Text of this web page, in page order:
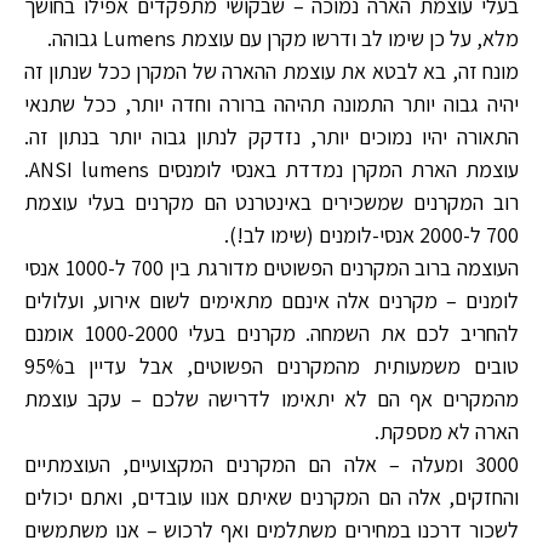
מלא, על כן שימו לב ודרשו מקרן עם עוצמת Lumens גבוהה.
מונח זה, בא לבטא את עוצמת ההארה של המקרן ככל שנתון זה
יהיה גבוה יותר התמונה תהיהה ברורה וחדה יותר, ככל שתנאי
התאורה יהיו נמוכים יותר, נזדקק לנתון גבוה יותר בנתון זה.
עוצמת הארת המקרן נמדדת באנסי לומנסים ANSI lumens.
רוב המקרנים שמשכירים באינטרנט הם מקרנים בעלי עוצמת
700 ל-2000 אנסי-לומנים (שימו לב!).
העוצמה ברוב המקרנים הפשוטים מדורגת בין 700 ל-1000 אנסי
לומנים – מקרנים אלה אינםם מתאימים לשום אירוע, ועלולים
להחריב לכם את השמחה. מקרנים בעלי 1000-2000 אומנם
טובים משמעותית מהמקרנים הפשוטים, אבל עדיין ב95%
מהמקרים אף הם לא יתאימו לדרישה שלכם – עקב עוצמת
הארה לא מספקת.
3000 ומעלה – אלה הם המקרנים המקצועיים, העוצמתיים
והחזקים, אלה הם המקרנים שאיתם אנוו עובדים, ואתם יכולים
לשכור דרכנו במחירים משתלמים ואף לרכוש – אנו משתמשים